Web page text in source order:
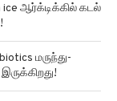
ஆர்க்டிக்கில் கடல்
மருந்து-